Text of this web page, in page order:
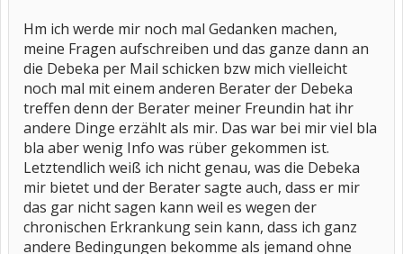
Hm ich werde mir noch mal Gedanken machen,
meine Fragen aufschreiben und das ganze dann an
die Debeka per Mail schicken bzw mich vielleicht
noch mal mit einem anderen Berater der Debeka
treffen denn der Berater meiner Freundin hat ihr
andere Dinge erzählt als mir. Das war bei mir viel bla
bla aber wenig Info was rüber gekommen ist.
Letztendlich weiß ich nicht genau, was die Debeka
mir bietet und der Berater sagte auch, dass er mir
das gar nicht sagen kann weil es wegen der
chronischen Erkrankung sein kann, dass ich ganz
andere Bedingungen bekomme als jemand ohne